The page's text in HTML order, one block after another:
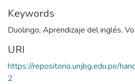
Keywords
Duolingo, Aprendizaje del inglés,
URI
https://repositorio.unjbg.edu.pe/
2